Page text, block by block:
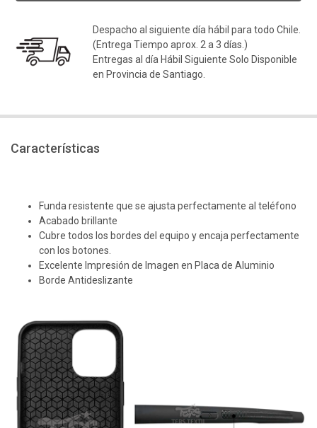
Despacho al siguiente día hábil para todo Chile.
(Entrega Tiempo aprox. 2 a 3 días.)
Entregas al día Hábil Siguiente Solo Disponible
en Provincia de Santiago.
Características
Funda resistente que se ajusta perfectamente al teléfono
Acabado brillante
Cubre todos los bordes del equipo y encaja perfectamente
con los botones.
Excelente Impresión de Imagen en Placa de Aluminio
Borde Antideslizante